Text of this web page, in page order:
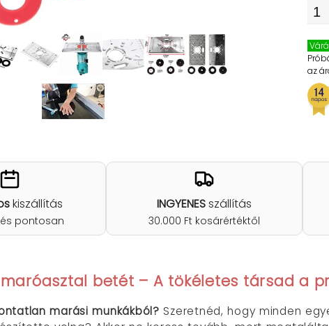
az
kiszállítás
pontosan
INGYENESszállítás
30.000 Ft kosárértéktől
betét – A tökéletes társad a
marási munkákból? Szeretnéd, hogy minden